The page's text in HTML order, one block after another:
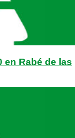
en Rabé de las